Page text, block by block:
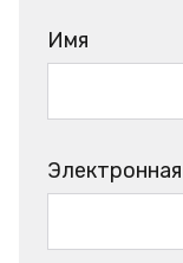
Имя